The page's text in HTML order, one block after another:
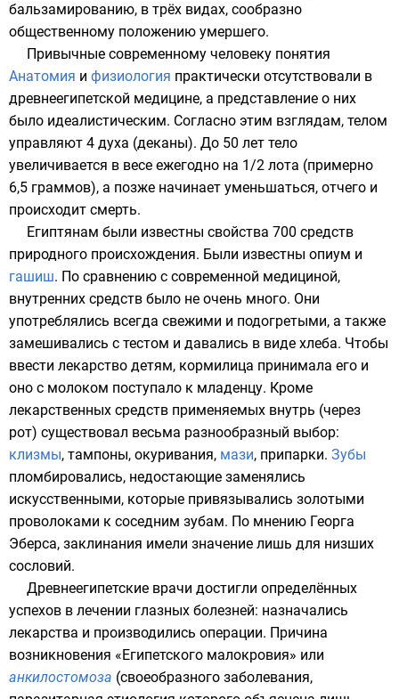
бальзамированию, в трёх видах, сообразно
общественному положению умершего.
Привычные современному человеку понятия
Анатомия и физиология практически отсутствовали в
древнеегипетской медицине, а представление о них
было идеалистическим. Согласно этим взглядам, телом
управляют 4 духа (деканы). До 50 лет тело
увеличивается в весе ежегодно на 1/2 лота (примерно
6,5 граммов), а позже начинает уменьшаться, отчего и
происходит смерть.
Египтянам были известны свойства 700 средств
природного происхождения. Были известны опиум и
гашиш. По сравнению с современной медициной,
внутренних средств было не очень много. Они
употреблялись всегда свежими и подогретыми, а также
замешивались с тестом и давались в виде хлеба. Чтобы
ввести лекарство детям, кормилица принимала его и
оно с молоком поступало к младенцу. Кроме
лекарственных средств применяемых внутрь (через
рот) существовал весьма разнообразный выбор:
клизмы, тампоны, окуривания, мази, припарки. Зубы
пломбировались, недостающие заменялись
искусственными, которые привязывались золотыми
проволоками к соседним зубам. По мнению Георга
Эберса, заклинания имели значение лишь для низших
сословий.
Древнеегипетские врачи достигли определённых
успехов в лечении глазных болезней: назначались
лекарства и производились операции. Причина
возникновения «Египетского малокровия» или
анкилостомоза (своеобразного заболевания,